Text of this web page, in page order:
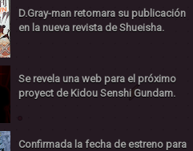
D.Gray-man retomara su publicación
en la nueva revista de Shueisha.
Se revela una web para el próximo
proyect de Kidou Senshi Gundam.
Confirmada la fecha de estreno para